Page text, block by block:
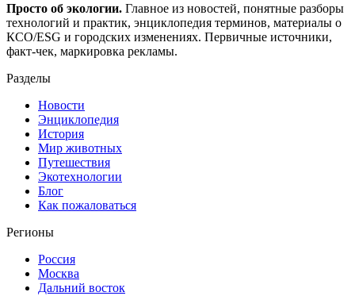
Просто об экологии. Главное из новостей, понятные разборы
технологий и практик, энциклопедия терминов, материалы о
КСО/ESG и городских изменениях. Первичные источники,
факт-чек, маркировка рекламы.
Разделы
Новости
Энциклопедия
История
Мир животных
Путешествия
Экотехнологии
Блог
Как пожаловаться
Регионы
Россия
Москва
Дальний восток